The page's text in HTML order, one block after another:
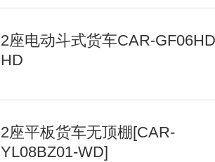
2座电动斗式货车CAR-
HD
2座平板货车无顶棚[CAR-
YL08BZ01-WD]